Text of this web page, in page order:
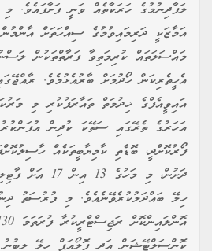
ލަފާދިނުމުގެ ހަރަކާތެއް ވަނީ ފަށާފައެވެ.
އަމާޒަކީ ދަރިމައިވުމުގެ ސިއްހަތަށް އާންމުން
މައްސަލަތައް ކުރިމަތިވާ ފަރާތްތަކުން
އެހީތެރިކަން ހޯދުމަށް ބާރުއެޅުމެވެ.
އައިވީއެފްގެ ޚިދުމަތް ތައާރަފުކުރި މި
އަހަރުގެ ތެރޭގައި ސަތޭކަ ކުދިން
ފޯރުކޮށްދީ، ބޮޑެތި ކާމިޔާބީތަކެއް
ދަށުން، މި
ހިލޭ ބައްދަލުކުރެވޭނެއެވެ. މި ފުރުސަތު
ކޮންސަލްޓޭޝަން އަދި ފޮލޯއަޕް ހިލޭ ލިބުނު